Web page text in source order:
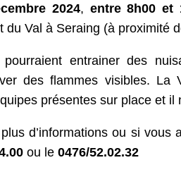
2024, entre 8h00 et
du Val à Seraing (à proximité
pourraient entrainer des
des flammes visibles.
présentes sur place et il
d’informations ou si
ou le 0476/52.02.32